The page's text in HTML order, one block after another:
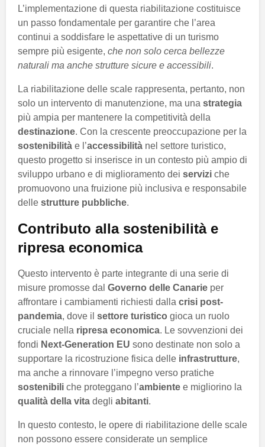
L’implementazione di questa riabilitazione costituisce
un passo fondamentale per garantire che l’area
continui a soddisfare le aspettative di un turismo
sempre più esigente, che non solo cerca bellezze
naturali ma anche strutture sicure e accessibili.
La riabilitazione delle scale rappresenta, pertanto, non
solo un intervento di manutenzione, ma una strategia
più ampia per mantenere la competitività della
destinazione. Con la crescente preoccupazione per la
sostenibilità e l’accessibilità nel settore turistico,
questo progetto si inserisce in un contesto più ampio di
sviluppo urbano e di miglioramento dei servizi che
promuovono una fruizione più inclusiva e responsabile
delle strutture pubbliche.
Contributo alla sostenibilità e
ripresa economica
Questo intervento è parte integrante di una serie di
misure promosse dal Governo delle Canarie per
affrontare i cambiamenti richiesti dalla crisi post-
pandemia, dove il settore turistico gioca un ruolo
cruciale nella ripresa economica. Le sovvenzioni dei
fondi Next-Generation EU sono destinate non solo a
supportare la ricostruzione fisica delle infrastrutture,
ma anche a rinnovare l’impegno verso pratiche
sostenibili che proteggano l’ambiente e migliorino la
qualità della vita degli abitanti.
In questo contesto, le opere di riabilitazione delle scale
non possono essere considerate un semplice